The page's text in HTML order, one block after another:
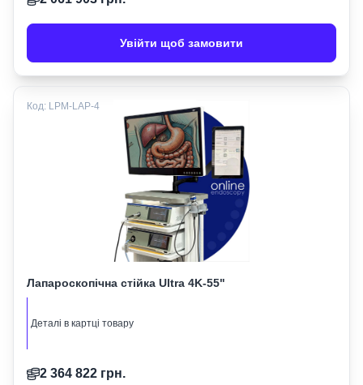
Увійти щоб замовити
Код: LPM-LAP-4
Лапароскопічна стійка Ultra 4K-55"
Деталі в картці товару
2 364 822 грн.